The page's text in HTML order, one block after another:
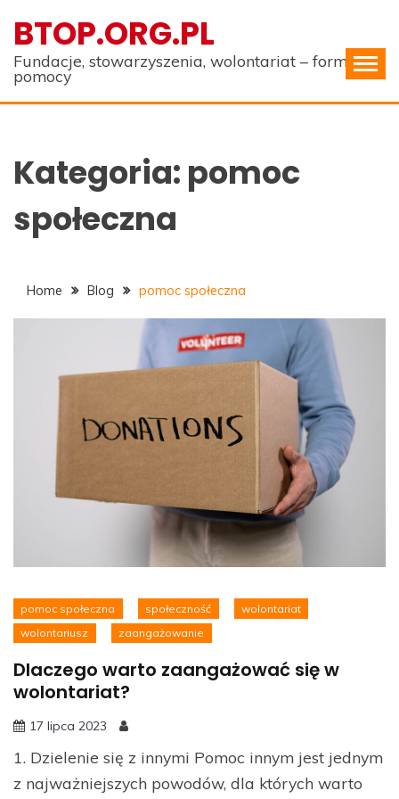
content
BTOP.ORG.PL
Fundacje, stowarzyszenia, wolontariat – formy
pomocy
Kategoria: pomoc
społeczna
Home Blog pomoc społeczna
pomoc społeczna społeczność
wolontariat
wolontariusz
zaangażowanie
Dlaczego warto zaangażować się w
wolontariat?
17 lipca 2023
1. Dzielenie się z innymi Pomoc innym jest jednym
z najważniejszych powodów, dla których warto